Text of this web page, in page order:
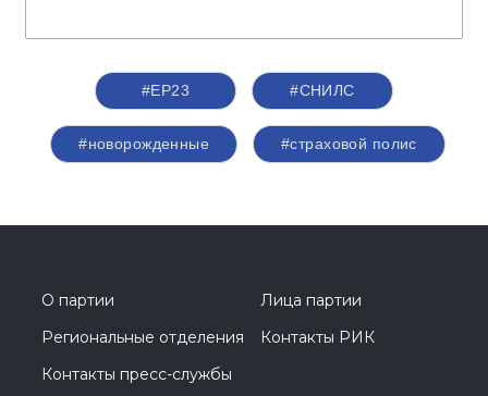
#ЕР23 #СНИЛС
#новорожденные #страховой полис
О партии
Лица партии
Региональные отделения
Контакты РИК
Контакты пресс-службы